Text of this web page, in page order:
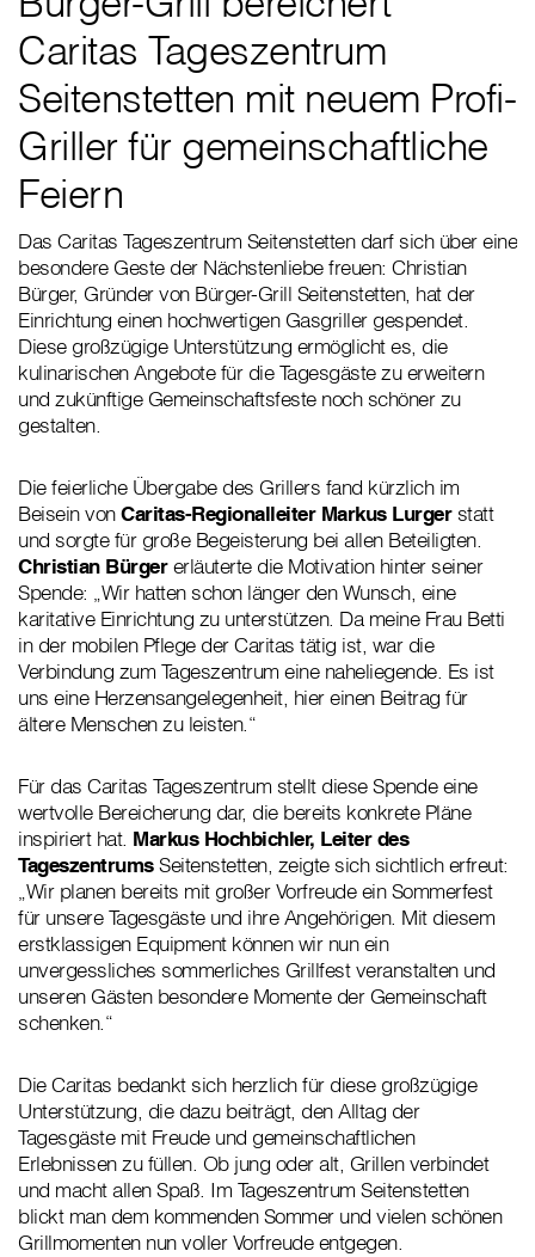
Caritas Tageszentrum
Seitenstetten mit neuem Profi-
Griller für gemeinschaftliche
Feiern
Das Caritas Tageszentrum Seitenstetten darf sich über eine
besondere Geste der Nächstenliebe freuen: Christian
Bürger, Gründer von Bürger-Grill Seitenstetten, hat der
Einrichtung einen hochwertigen Gasgriller gespendet.
Diese großzügige Unterstützung ermöglicht es, die
kulinarischen Angebote für die Tagesgäste zu erweitern
und zukünftige Gemeinschaftsfeste noch schöner zu
gestalten.
Die feierliche Übergabe des Grillers fand kürzlich im
Beisein vonCaritas-Regionalleiter Markus Lurgerstatt
und sorgte für große Begeisterung bei allen Beteiligten.
Christian Bürgererläuterte die Motivation hinter seiner
Spende: „Wir hatten schon länger den Wunsch, eine
karitative Einrichtung zu unterstützen. Da meine Frau Betti
in der mobilen Pflege der Caritas tätig ist, war die
Verbindung zum Tageszentrum eine naheliegende. Es ist
uns eine Herzensangelegenheit, hier einen Beitrag für
ältere Menschen zu leisten.“
Für das Caritas Tageszentrum stellt diese Spende eine
wertvolle Bereicherung dar, die bereits konkrete Pläne
inspiriert hat. Markus Hochbichler, Leiter des
TageszentrumsSeitenstetten, zeigte sich sichtlich erfreut:
„Wir planen bereits mit großer Vorfreude ein Sommerfest
für unsere Tagesgäste und ihre Angehörigen. Mit diesem
erstklassigen Equipment können wir nun ein
unvergessliches sommerliches Grillfest veranstalten und
unseren Gästen besondere Momente der Gemeinschaft
schenken.“
Die Caritas bedankt sich herzlich für diese großzügige
Unterstützung, die dazu beiträgt, den Alltag der
Tagesgäste mit Freude und gemeinschaftlichen
Erlebnissen zu füllen. Ob jung oder alt, Grillen verbindet
und macht allen Spaß. Im Tageszentrum Seitenstetten
blickt man dem kommenden Sommer und vielen schönen
Grillmomenten nun voller Vorfreude entgegen.